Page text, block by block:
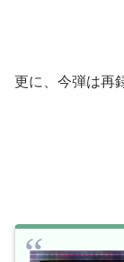
更に、今弾は再